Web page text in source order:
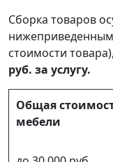
Сборка товаров
стоимости товара),
руб. за услугу.
Общая
мебели